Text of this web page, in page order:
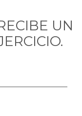
UN